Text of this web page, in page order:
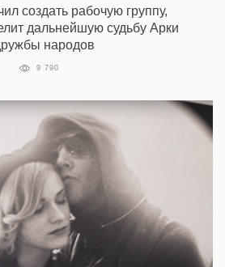
создать рабочую группу,
дальнейшую судьбу Арки
народов
9 790